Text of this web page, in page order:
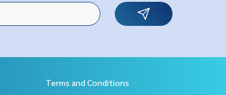
Terms and Conditions